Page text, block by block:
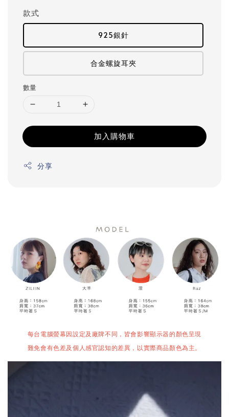
款式
925銀針
合金螺旋耳夾
數量
加入購物車
分享
每台電腦螢幕因設定及廠牌不同，皆會影響顯示器的顏色呈現
難免會有色差及個人感官認知的差異，以實際商品顏色為主。